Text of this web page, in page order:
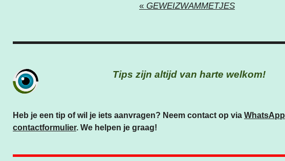
« GEWEIZWAMMETJES
Tips zijn altijd van harte welkom!
Heb je een tip of wil je iets aanvragen? Neem contact op via WhatsApp
contactformulier. We helpen je graag!